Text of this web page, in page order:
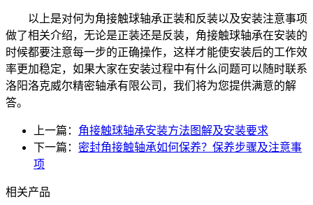
以上是对何为角接触球轴承正装和反装以及安装注意事项
做了相关介绍，无论是正装还是反装，角接触球轴承在安装的
时候都要注意每一步的正确操作，这样才能使安装后的工作效
率更加稳定，如果大家在安装过程中有什么问题可以随时联系
洛阳洛克威尔精密轴承有限公司，我们将为您提供满意的解
答。
上一篇： 角接触球轴承安装方法图解及安装要求
下一篇： 密封角接触轴承如何保养？保养步骤及注意事
项
相关产品